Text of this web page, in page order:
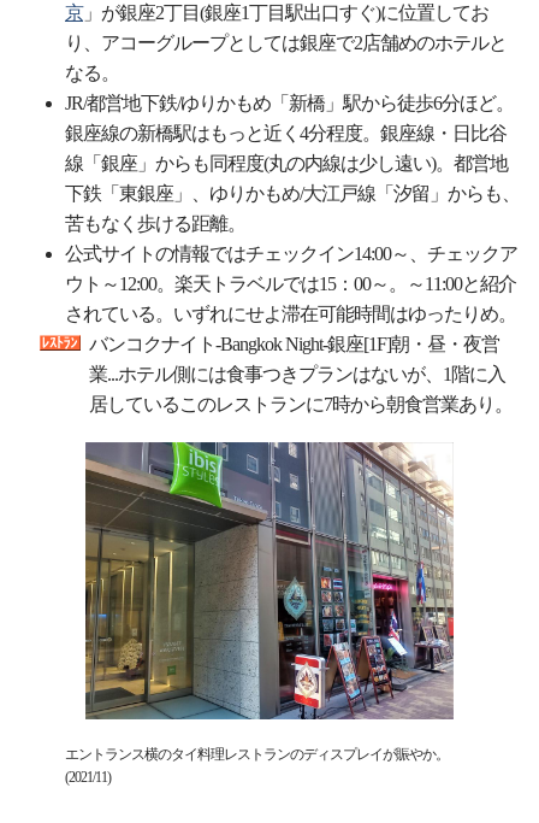
京」が銀座2丁目(銀座1丁目駅出口すぐ)に位置してお
り、アコーグループとしては銀座で2店舗めのホテルと
なる。
JR/都営地下鉄/ゆりかもめ「新橋」駅から徒歩6分ほど。
銀座線の新橋駅はもっと近く4分程度。銀座線・日比谷
線「銀座」からも同程度(丸の内線は少し遠い)。都営地
下鉄「東銀座」、ゆりかもめ/大江戸線「汐留」からも、
苦もなく歩ける距離。
公式サイトの情報ではチェックイン14:00～、チェックア
ウト～12:00。楽天トラベルでは15：00～。～11:00と紹介
されている。いずれにせよ滞在可能時間はゆったりめ。
バンコクナイト-Bangkok Night-銀座[1F]朝・昼・夜営
業...ホテル側には食事つきプランはないが、1階に入
居しているこのレストランに7時から朝食営業あり。
エントランス横のタイ料理レストランのディスプレイが賑やか。
(2021/11)